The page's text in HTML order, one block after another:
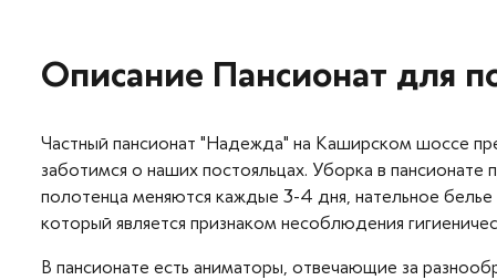
Описание Пансионат для
Частный пансионат "Надежда" на Каширском шоссе
заботимся о наших постояльцах. Уборка в
полотенца меняются каждые 3-4 дня, нательное белье
который является признаком несоблюдения
В пансионате есть аниматоры, отвечающие за